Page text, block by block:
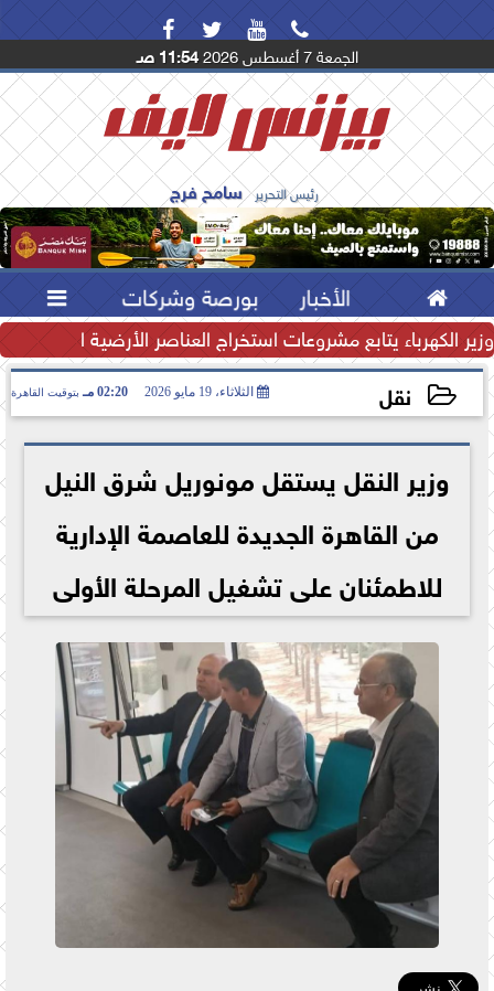
   
الجمعة 7 أغسطس 2026 11:54 صـ
رئيس التحرير سامح فرج
 الأخبار بورصة وشركات 
النقدي يرتفع إلى...
وزير الكهرباء يتابع مشروعات استخراج العناصر الأرضية النادرة
نقل الثلاثاء، 19 مايو 2026 02:20 مـ بتوقيت القاهرة
2026-05-19 14:20:39
وزير النقل يستقل مونوريل شرق النيل
من القاهرة الجديدة للعاصمة الإدارية
للاطمئنان على تشغيل المرحلة الأولى